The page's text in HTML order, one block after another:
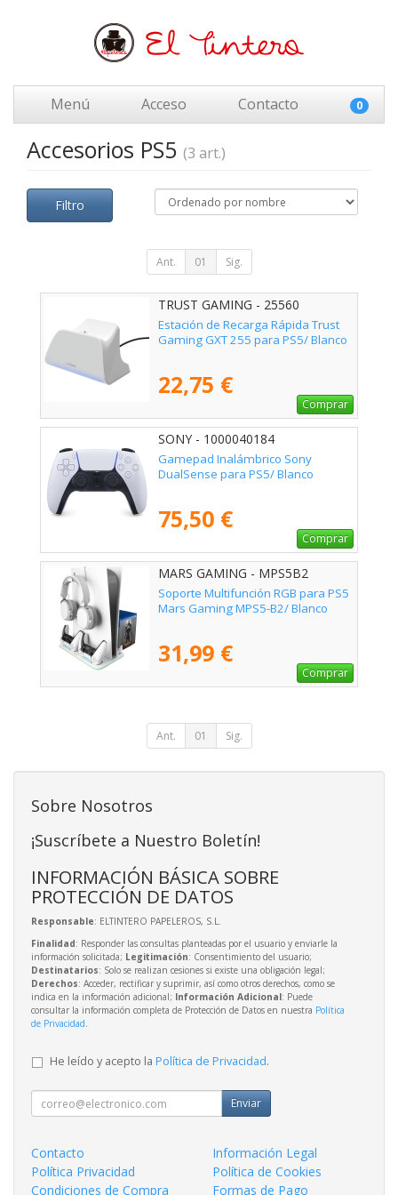
Menú Acceso Contacto 0
Accesorios PS5 (3 art.)
Filtro
Ant. 01 Sig.
TRUST GAMING - 25560
Estación de Recarga Rápida Trust
Gaming GXT 255 para PS5/ Blanco
22,75 €
Comprar
SONY - 1000040184
Gamepad Inalámbrico Sony
DualSense para PS5/ Blanco
75,50 €
Comprar
MARS GAMING - MPS5B2
Soporte Multifunción RGB para PS5
Mars Gaming MPS5-B2/ Blanco
31,99 €
Comprar
Ant. 01 Sig.
Sobre Nosotros
¡Suscríbete a Nuestro Boletín!
INFORMACIÓN BÁSICA SOBRE
PROTECCIÓN DE DATOS
Responsable: ELTINTERO PAPELEROS, S.L.
Finalidad: Responder las consultas planteadas por el usuario y enviarle la
información solicitada; Legitimación: Consentimiento del usuario;
Destinatarios: Solo se realizan cesiones si existe una obligación legal;
Derechos: Acceder, rectificar y suprimir, así como otros derechos, como se
indica en la información adicional; Información Adicional: Puede
consultar la información completa de Protección de Datos en nuestra Política
de Privacidad.
He leído y acepto la Política de Privacidad.
Enviar
Contacto
Información Legal
Política Privacidad
Política de Cookies
Condiciones de Compra
Formas de Pago